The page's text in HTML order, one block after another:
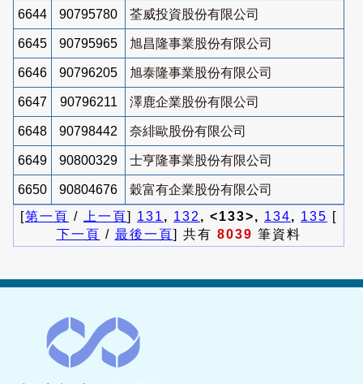
6644 90795780 荃威投資股份有限公司
6645 90795965 旭昌隆事業股份有限公司
6646 90796205 旭泰隆事業股份有限公司
6647 90796211 澤鹿企業股份有限公司
6648 90798442 奈緋歐股份有限公司
6649 90800329 士亨隆事業股份有限公司
6650 90804676
穀富有企業股份有限公司
[第一頁 / 上一頁] 131 , 132 , <133>, 134, 135 [
下一頁 / 最後一頁] 共有 8039 筆資料